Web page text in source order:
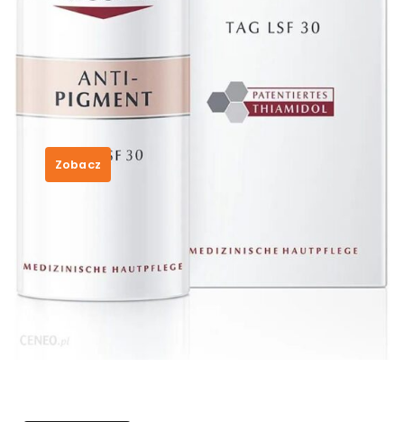
Eucerin Anti-pigment Krem Do
Twarzy Na Dzień Spf 30 50 ml
116,99zł
Zobacz
Tags: karma butchers dla psa opinie,
kolorowe podkolanówki,pianka face boom
opinie,szczoteczki do zębów oral b